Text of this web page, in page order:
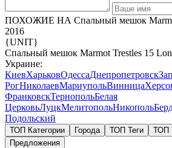
ПОХОЖИЕ НА Спальный мешок
2016
{UNIT}
Спальный мешок Marmot Trestles 15
Украине:
КиевХарьковОдессаДнепропетровск
РогНиколаевМариупольВинница
ФранковскТернопольБелая
ЦерковьЛуцкМелитопольНикополь
Подольский
ТОП Категории Города ТОП Теги ТОП
Предложения